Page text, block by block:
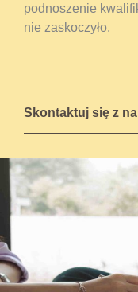
podnoszenie
nie zaskoczyło.
Skontaktuj się z